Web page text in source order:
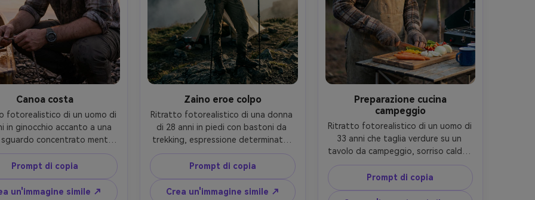
Canoa costa
fotorealistico di un uomo di
in ginocchio accanto a una
concentrato mentre
una corda, indossando una
a quadri a maniche
e orologio impermeabile,
roccioso sulla costa con
Prompt di copia
un'immagine simile ↗
Zaino eroe colpo
Ritratto fotorealistico di una donna
di 28 anni in piedi con bastoni da
trekking, espressione determinata,
indossando una giacca tecnica,
pantaloni da trail e uno zaino
compatto, campeggio misty ridge
con nuvole che rotolano dietro,
Prompt di copia
Crea un'immagine simile ↗
Preparazione cucina
campeggio
Ritratto fotorealistico di un uomo di
33 anni che taglia verdure su un
tavolo da campeggio, sorriso caldo,
indossa un berretto nero, grembiule
sopra flanella e guanti senza dita,
configurazione della cucina del
Prompt di copia